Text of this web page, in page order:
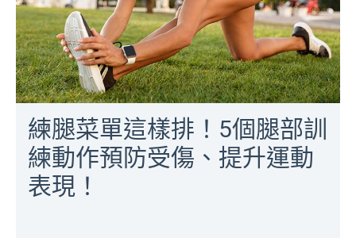
分鐘閱讀